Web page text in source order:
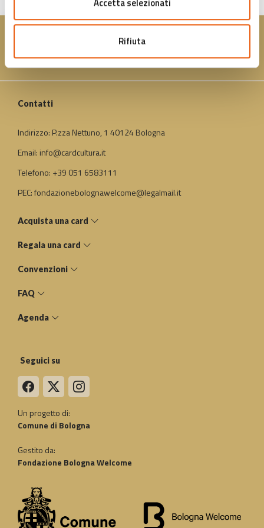
Rifiuta
Contatti
Indirizzo: P.zza Nettuno, 1 40124 Bologna
Email: info@cardcultura.it
Telefono: +39 051 6583111
PEC: fondazionebolognawelcome@legalmail.it
Acquista una card
Regala una card
Convenzioni
FAQ
Agenda
Seguici su
Un progetto di:
Comune di Bologna
Gestito da:
Fondazione Bologna Welcome